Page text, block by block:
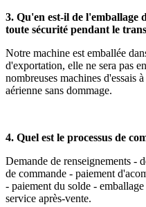
3. Qu'en est-il de l'emballage
toute sécurité pendant le
Notre machine est emballée
d'exportation, elle ne sera pas
nombreuses machines d'essais
aérienne sans dommage.
4. Quel est le processus de
Demande de renseignements -
de commande - paiement
- paiement du solde -
service après-vente.